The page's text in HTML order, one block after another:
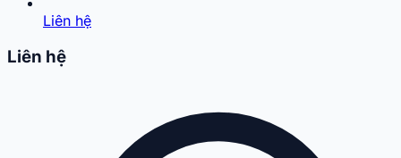
Liên hệ
Liên hệ